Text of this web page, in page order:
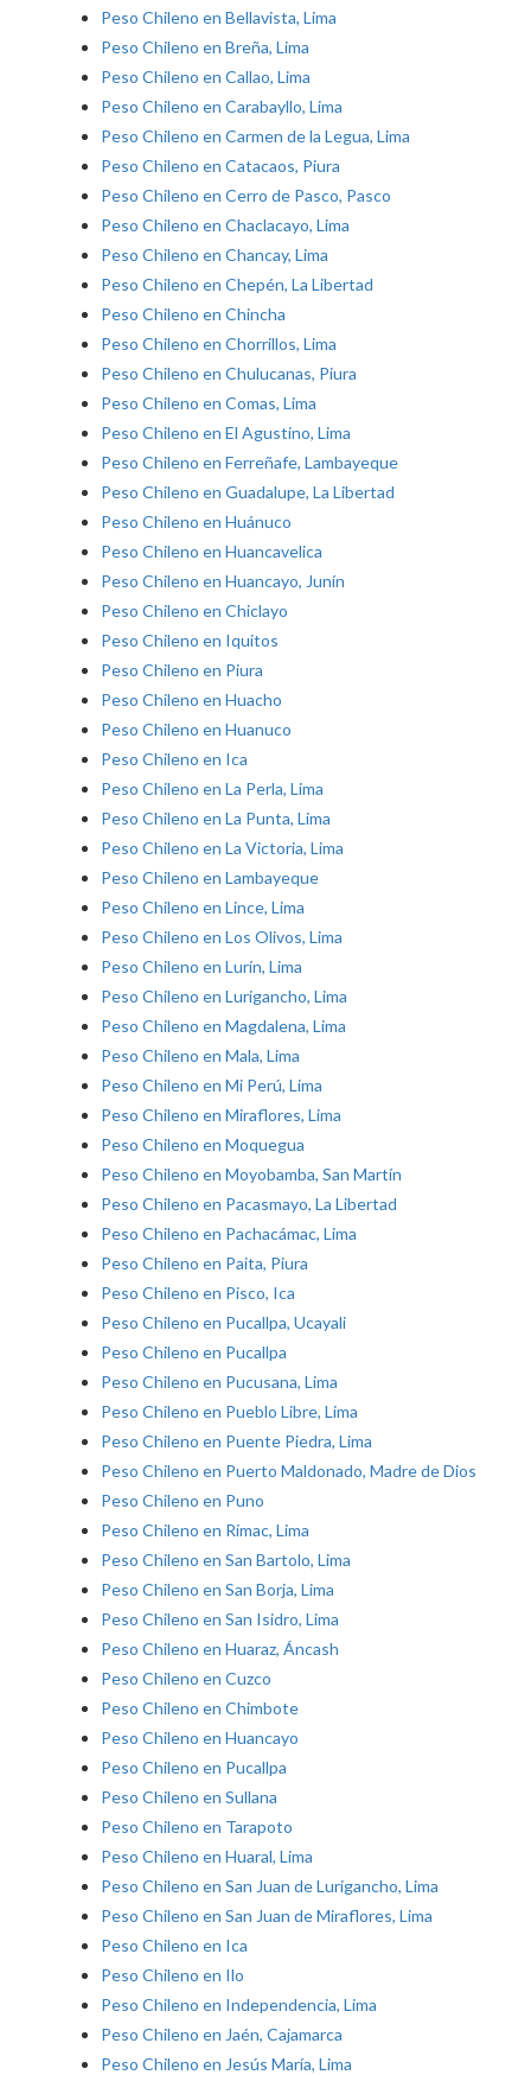
Peso Chileno en Bellavista, Lima
Peso Chileno en Breña, Lima
Peso Chileno en Callao, Lima
Peso Chileno en Carabayllo, Lima
Peso Chileno en Carmen de la Legua, Lima
Peso Chileno en Catacaos, Piura
Peso Chileno en Cerro de Pasco, Pasco
Peso Chileno en Chaclacayo, Lima
Peso Chileno en Chancay, Lima
Peso Chileno en Chepén, La Libertad
Peso Chileno en Chincha
Peso Chileno en Chorrillos, Lima
Peso Chileno en Chulucanas, Piura
Peso Chileno en Comas, Lima
Peso Chileno en El Agustino, Lima
Peso Chileno en Ferreñafe, Lambayeque
Peso Chileno en Guadalupe, La Libertad
Peso Chileno en Huánuco
Peso Chileno en Huancavelica
Peso Chileno en Huancayo, Junín
Peso Chileno en Chiclayo
Peso Chileno en Iquitos
Peso Chileno en Piura
Peso Chileno en Huacho
Peso Chileno en Huanuco
Peso Chileno en Ica
Peso Chileno en La Perla, Lima
Peso Chileno en La Punta, Lima
Peso Chileno en La Victoria, Lima
Peso Chileno en Lambayeque
Peso Chileno en Lince, Lima
Peso Chileno en Los Olivos, Lima
Peso Chileno en Lurín, Lima
Peso Chileno en Lurigancho, Lima
Peso Chileno en Magdalena, Lima
Peso Chileno en Mala, Lima
Peso Chileno en Mi Perú, Lima
Peso Chileno en Miraflores, Lima
Peso Chileno en Moquegua
Peso Chileno en Moyobamba, San Martín
Peso Chileno en Pacasmayo, La Libertad
Peso Chileno en Pachacámac, Lima
Peso Chileno en Paita, Piura
Peso Chileno en Pisco, Ica
Peso Chileno en Pucallpa, Ucayali
Peso Chileno en Pucallpa
Peso Chileno en Pucusana, Lima
Peso Chileno en Pueblo Libre, Lima
Peso Chileno en Puente Piedra, Lima
Peso Chileno en Puerto Maldonado, Madre de Dios
Peso Chileno en Puno
Peso Chileno en Rímac, Lima
Peso Chileno en San Bartolo, Lima
Peso Chileno en San Borja, Lima
Peso Chileno en San Isidro, Lima
Peso Chileno en Huaraz, Áncash
Peso Chileno en Cuzco
Peso Chileno en Chimbote
Peso Chileno en Huancayo
Peso Chileno en Pucallpa
Peso Chileno en Sullana
Peso Chileno en Tarapoto
Peso Chileno en Huaral, Lima
Peso Chileno en San Juan de Lurigancho, Lima
Peso Chileno en San Juan de Miraflores, Lima
Peso Chileno en Ica
Peso Chileno en Ilo
Peso Chileno en Independencia, Lima
Peso Chileno en Jaén, Cajamarca
Peso Chileno en Jesús María, Lima